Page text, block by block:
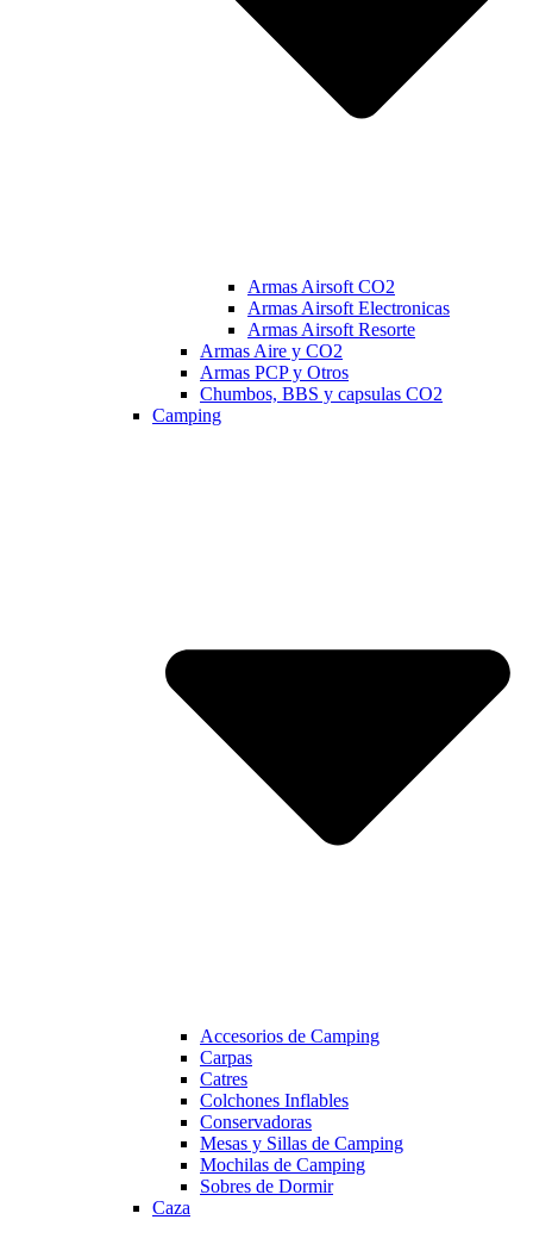
Armas Airsoft CO2
Armas Airsoft Electronicas
Armas Airsoft Resorte
Armas Aire y CO2
Armas PCP y Otros
Chumbos, BBS y capsulas CO2
Camping
Accesorios de Camping
Carpas
Catres
Colchones Inflables
Conservadoras
Mesas y Sillas de Camping
Mochilas de Camping
Sobres de Dormir
Caza